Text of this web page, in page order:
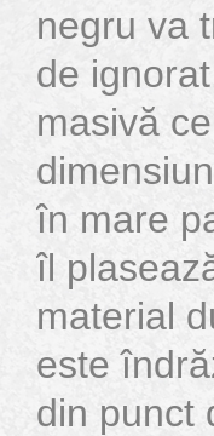
negru va
de
masivă
în mare
îl
material
este
din punct